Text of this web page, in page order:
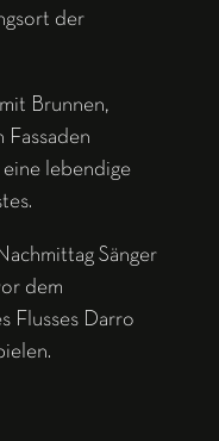
der
Brunnen,
Fassaden
lebendige
Sänger
dem
Flusses Darro